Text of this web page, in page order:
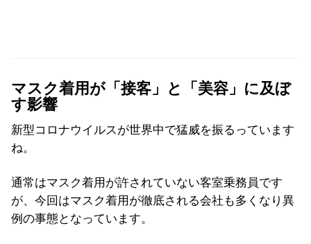
マスク着用が「接客」と「美容」に及ぼ
す影響
新型コロナウイルスが世界中で猛威を振るっています
ね。
通常はマスク着用が許されていない客室乗務員です
が、今回はマスク着用が徹底される会社も多くなり異
例の事態となっています。